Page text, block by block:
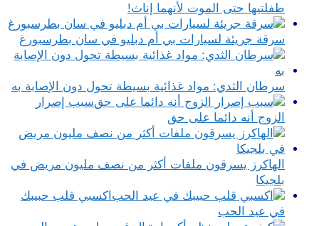
طفلتيها حتى الموت لأنهما إناث!
سرقة جريئة لسيارات بي أم دبليو في سان بطرسبورغ
سرطان الثدي: مواد غذائية بسيطة تحول دون الإصابة به
سبب إصرار
الزوج أنه دائما على حق
الهاكرز يسرقون ملفات أكثر من نصف مليون مريض في
بلجيكا
اكسبي قلب حبيبك
في عيد الحب